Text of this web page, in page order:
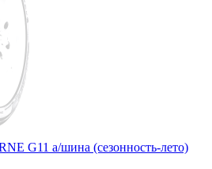
G11 а/шина (сезонность-лето)